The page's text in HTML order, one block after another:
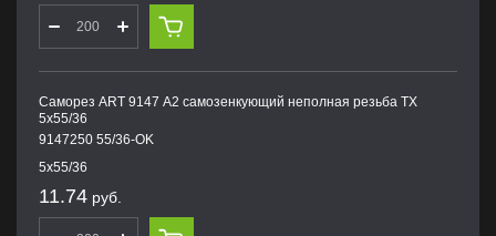
Саморез ART 9147 А2 самозенкующий неполная резьба TX
5х55/36
9147250 55/36-OK
5х55/36
11.74 руб.